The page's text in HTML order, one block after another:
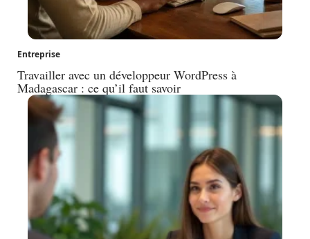
Entreprise
Travailler avec un développeur WordPress à
Madagascar : ce qu’il faut savoir